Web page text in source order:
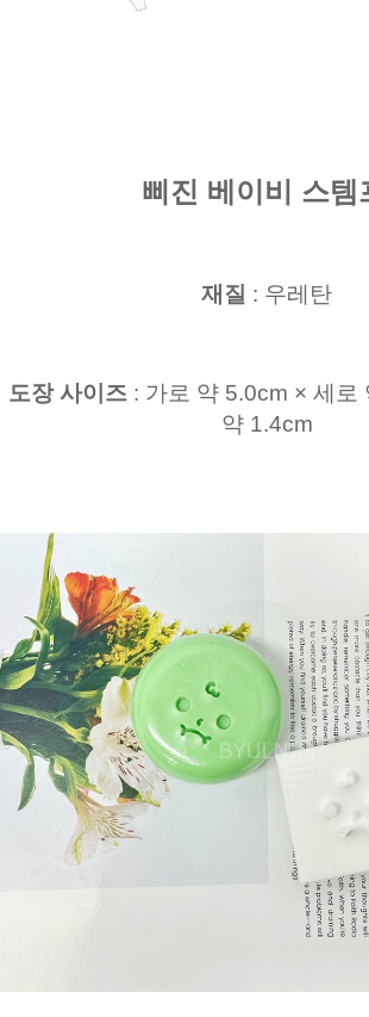
삐진 베이비 스템
재질 : 우레탄
도장 사이즈: 가로 약 5.0cm × 세로
약 1.4cm